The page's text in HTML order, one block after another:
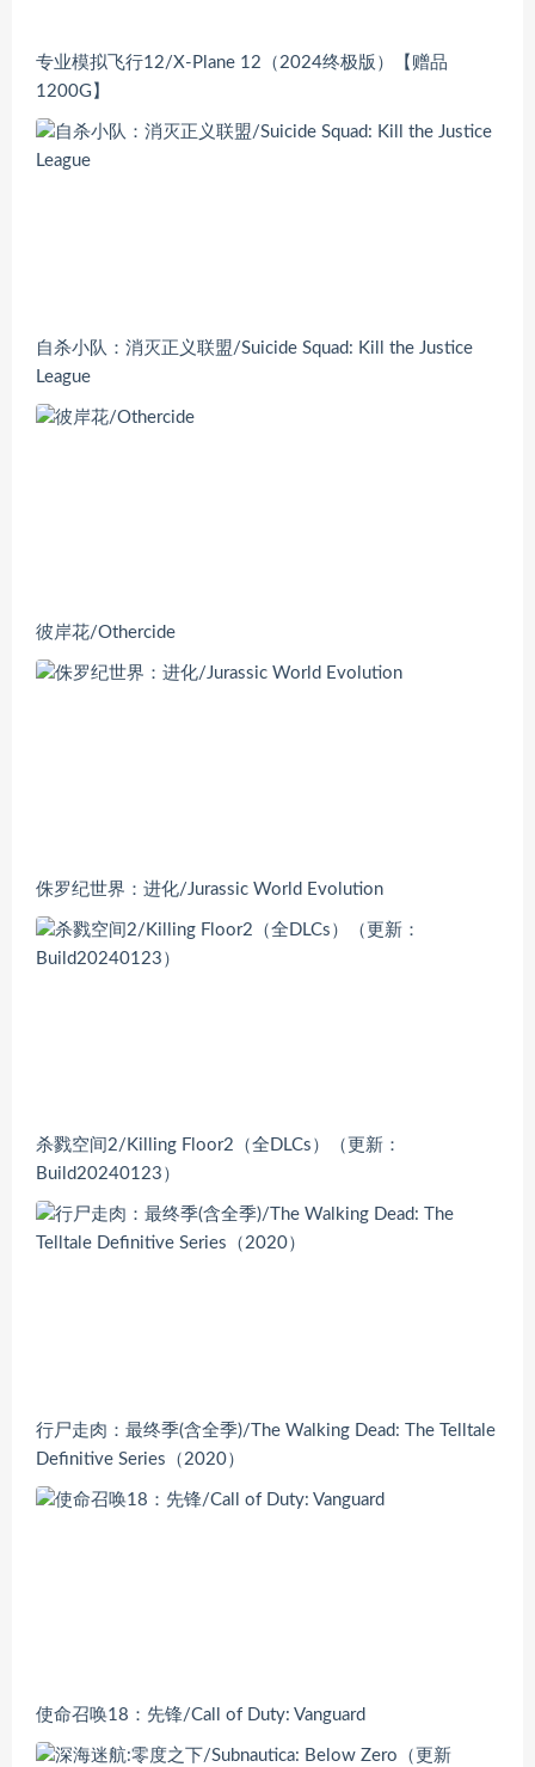
专业模拟飞行12/X-Plane 12（2024终极版）【赠品
1200G】
自杀小队：消灭正义联盟/Suicide Squad: Kill the Justice
League
彼岸花/Othercide
侏罗纪世界：进化/Jurassic World Evolution
杀戮空间2/Killing Floor2（全DLCs）（更新：
Build20240123）
行尸走肉：最终季(含全季)/The Walking Dead: The Telltale
Definitive Series（2020）
使命召唤18：先锋/Call of Duty: Vanguard